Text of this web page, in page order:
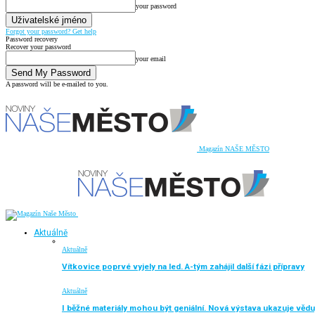
your password
Forgot your password? Get help
Password recovery
Recover your password
your email
A password will be e-mailed to you.
Magazín NAŠE MĚSTO
Aktuálně
Aktuálně
Vítkovice poprvé vyjely na led. A-tým zahájil další fázi přípravy
Aktuálně
I běžné materiály mohou být geniální. Nová výstava ukazuje